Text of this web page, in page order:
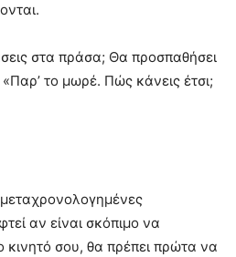
στα πράσα; Θα προσπαθήσει
το μωρέ. Πώς κάνεις έτσι;
αν είναι σκόπιμο να
κινητό σου, θα πρέπει πρώτα να